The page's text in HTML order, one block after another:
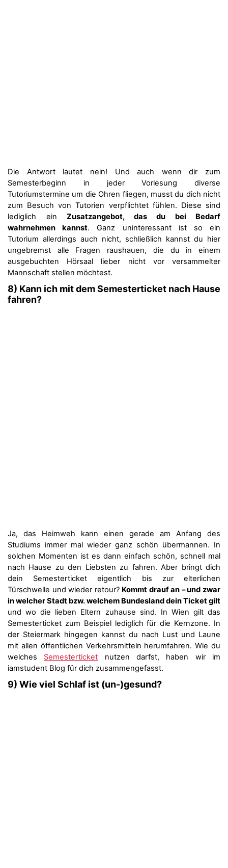
Die Antwort lautet nein! Und auch wenn dir zum
Semesterbeginn in jeder Vorlesung diverse
Tutoriumstermine um die Ohren fliegen, musst du dich nicht
zum Besuch von Tutorien verpflichtet fühlen. Diese sind
lediglich ein Zusatzangebot, das du bei Bedarf
wahrnehmen kannst. Ganz uninteressant ist so ein
Tutorium allerdings auch nicht, schließlich kannst du hier
ungebremst alle Fragen raushauen, die du in einem
ausgebuchten Hörsaal lieber nicht vor versammelter
Mannschaft stellen möchtest.
8) Kann ich mit dem Semesterticket nach Hause
fahren?
Ja, das Heimweh kann einen gerade am Anfang des
Studiums immer mal wieder ganz schön übermannen. In
solchen Momenten ist es dann einfach schön, schnell mal
nach Hause zu den Liebsten zu fahren. Aber bringt dich
dein Semesterticket eigentlich bis zur elterlichen
Türschwelle und wieder retour? Kommt drauf an – und zwar
in welcher Stadt bzw. welchem Bundesland dein Ticket gilt
und wo die lieben Eltern zuhause sind. In Wien gilt das
Semesterticket zum Beispiel lediglich für die Kernzone. In
der Steiermark hingegen kannst du nach Lust und Laune
mit allen öffentlichen Verkehrsmitteln herumfahren. Wie du
welches Semesterticket nutzen darfst, haben wir im
iamstudent Blog für dich zusammengefasst.
9) Wie viel Schlaf ist (un-)gesund?